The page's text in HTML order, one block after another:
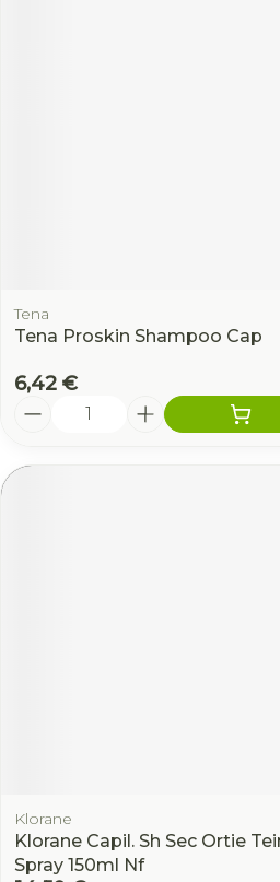
Tena
Tena Proskin Shampoo Cap
6,42 €
Quantité
Klorane
Klorane Capil. Sh Sec Ortie
Spray 150ml Nf